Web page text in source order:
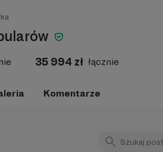
35 994 zł łącznie
Komentarze